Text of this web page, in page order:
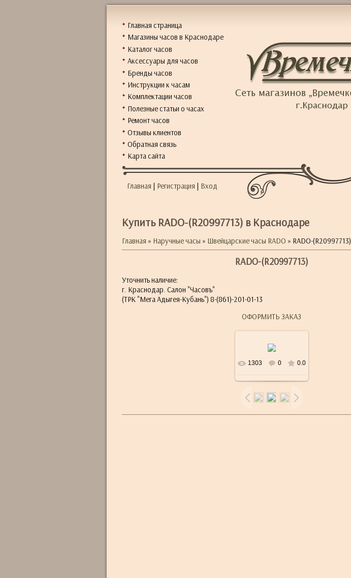
Главная страница
Магазины часов в Краснодаре
Каталог часов
Аксессуары для часов
Бренды часов
Инструкции к часам
Комплектации часов
Полезные статьи о часах
Ремонт часов
Отзывы клиентов
Обратная связь
Карта сайта
Главная | Регистрация | Вход
Купить RADO-(R20997713) в Краснодаре
Главная » Наручные часы » Швейцарские часы RADO » RADO-(R20997713)
RADO-(R20997713)
Уточнить наличие:
г. Краснодар. Салон "Часовъ"
(ТРК "Мега Адыгея-Кубань") 8-(861)-201-01-13
ОФОРМИТЬ ЗАКАЗ
1303 0 0.0